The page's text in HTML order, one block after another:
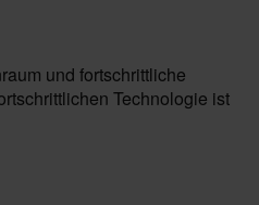
und fortschrittliche
Technologie ist